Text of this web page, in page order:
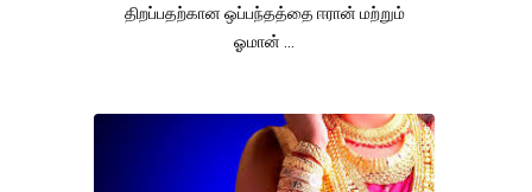
திறப்பதற்கான ஒப்பந்தத்தை ஈரான் மற்றும்
ஓமான் ...